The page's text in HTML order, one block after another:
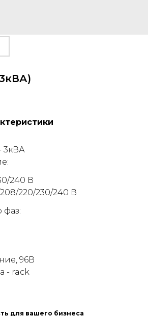
3кВА
240 В
220/230/240 В
фаз:
96В
- rack
для вашего бизнеса